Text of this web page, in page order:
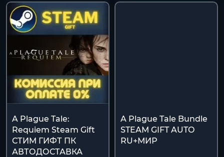
A Plague Tale:
Requiem Steam Gift
СТИМ ГИФТ ПК
АВТОДОСТАВКА
A Plague Tale Bundle
STEAM GIFT AUTO
RU+МИР